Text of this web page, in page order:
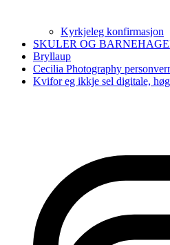
Kyrkjeleg konfirmasjon
SKULER OG
Bryllaup
Cecilia Photography
Kvifor eg ikkje sel digitale,